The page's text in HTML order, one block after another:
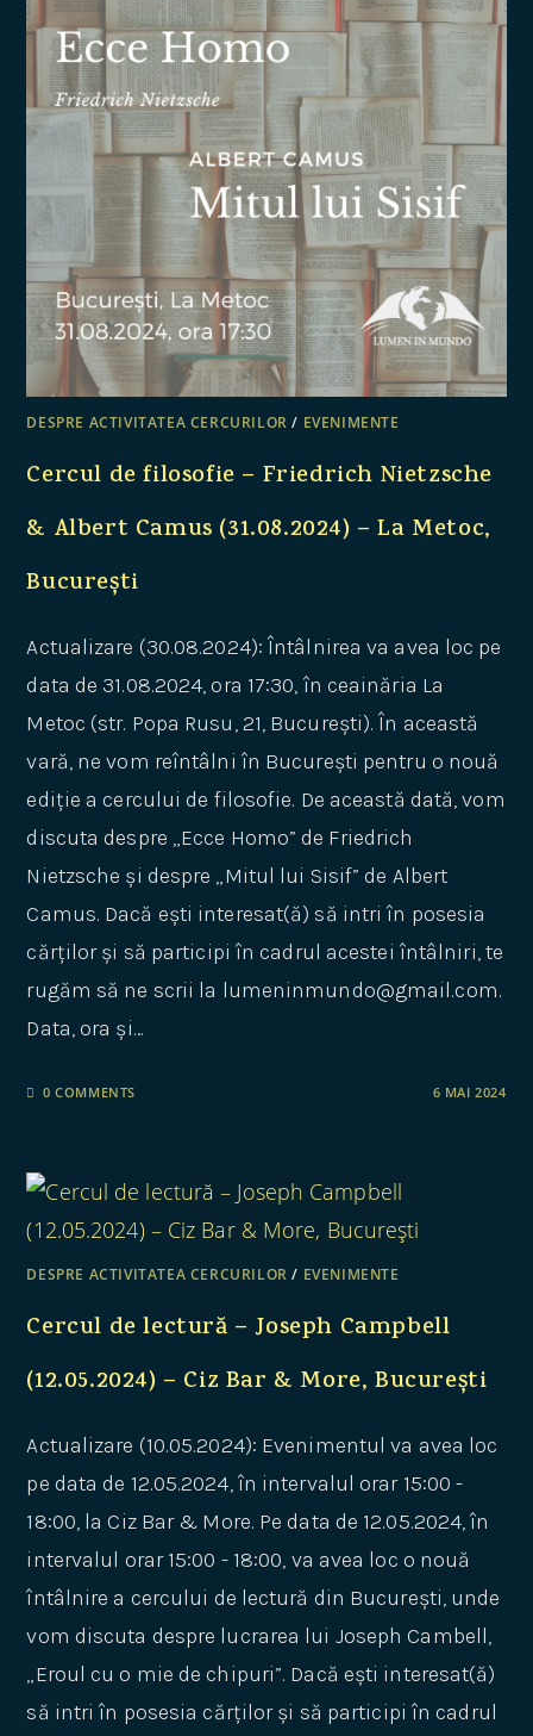
DESPRE ACTIVITATEA CERCURILOR / EVENIMENTE
Cercul de filosofie – Friedrich Nietzsche
& Albert Camus (31.08.2024) – La Metoc,
București
Actualizare (30.08.2024): Întâlnirea va avea loc pe
data de 31.08.2024, ora 17:30, în ceainăria La
Metoc (str. Popa Rusu, 21, București). În această
vară, ne vom reîntâlni în București pentru o nouă
ediție a cercului de filosofie. De această dată, vom
discuta despre „Ecce Homo” de Friedrich
Nietzsche și despre „Mitul lui Sisif” de Albert
Camus. Dacă ești interesat(ă) să intri în posesia
cărților și să participi în cadrul acestei întâlniri, te
rugăm să ne scrii la lumeninmundo@gmail.com.
Data, ora și…
0 COMMENTS 6 MAI 2024
DESPRE ACTIVITATEA CERCURILOR / EVENIMENTE
Cercul de lectură – Joseph Campbell
(12.05.2024) – Ciz Bar & More, București
Actualizare (10.05.2024): Evenimentul va avea loc
pe data de 12.05.2024, în intervalul orar 15:00 -
18:00, la Ciz Bar & More. Pe data de 12.05.2024, în
intervalul orar 15:00 - 18:00, va avea loc o nouă
întâlnire a cercului de lectură din București, unde
vom discuta despre lucrarea lui Joseph Cambell,
„Eroul cu o mie de chipuri”. Dacă ești interesat(ă)
să intri în posesia cărților și să participi în cadrul